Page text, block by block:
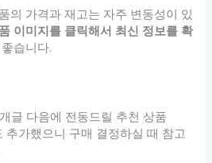
의 가격과 재고는 자주 변동성이 있
이미지를 클릭해서 최신 정보를 확
습니다.
글 다음에 전동드릴 추천 상품
추가했으니 구매 결정하실 때 참고